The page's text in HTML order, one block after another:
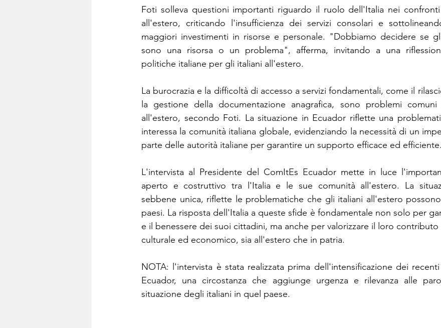
Foti solleva questioni importanti riguardo il ruolo dell'Italia nei
all'estero, criticando l'insufficienza dei servizi consolari e
maggiori investimenti in risorse e personale. "Dobbiamo decidere se
sono una risorsa o un problema", afferma, invitando a una
politiche italiane per gli italiani all'estero.
La burocrazia e la difficoltà di accesso a servizi fondamentali, come il
la gestione della documentazione anagrafica, sono problemi
all'estero, secondo Foti. La situazione in Ecuador riflette una
interessa la comunità italiana globale, evidenziando la necessità di un
parte delle autorità italiane per garantire un supporto efficace ed efficiente.
L'intervista al Presidente del ComItEs Ecuador mette in luce
aperto e costruttivo tra l'Italia e le sue comunità all'estero. La
sebbene unica, riflette le problematiche che gli italiani all'estero
paesi. La risposta dell'Italia a queste sfide è fondamentale non solo per
e il benessere dei suoi cittadini, ma anche per valorizzare il loro contributo
culturale ed economico, sia all'estero che in patria.
NOTA: l'intervista è stata realizzata prima dell'intensificazione dei
Ecuador, una circostanza che aggiunge urgenza e rilevanza alle
situazione degli italiani in quel paese.